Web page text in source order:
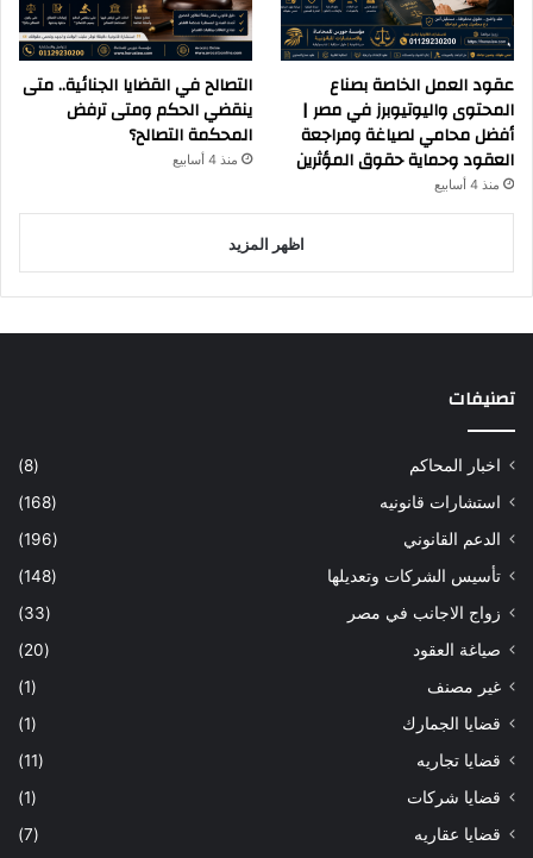
عقود العمل الخاصة بصناع
المحتوى واليوتيوبرز في مصر |
أفضل محامي لصياغة ومراجعة
العقود وحماية حقوق المؤثرين
منذ 4 أسابيع
التصالح في القضايا الجنائية.. متى
ينقضي الحكم ومتى ترفض
المحكمة التصالح؟
منذ 4 أسابيع
اظهر المزيد
تصنيفات
اخبار المحاكم
(8)
استشارات قانونيه
(168)
الدعم القانوني
(196)
تأسيس الشركات وتعديلها
(148)
زواج الاجانب في مصر
(33)
صياغة العقود
(20)
غير مصنف
(1)
قضايا الجمارك
(1)
قضايا تجاريه
(11)
قضايا شركات
(1)
قضايا عقاريه
(7)